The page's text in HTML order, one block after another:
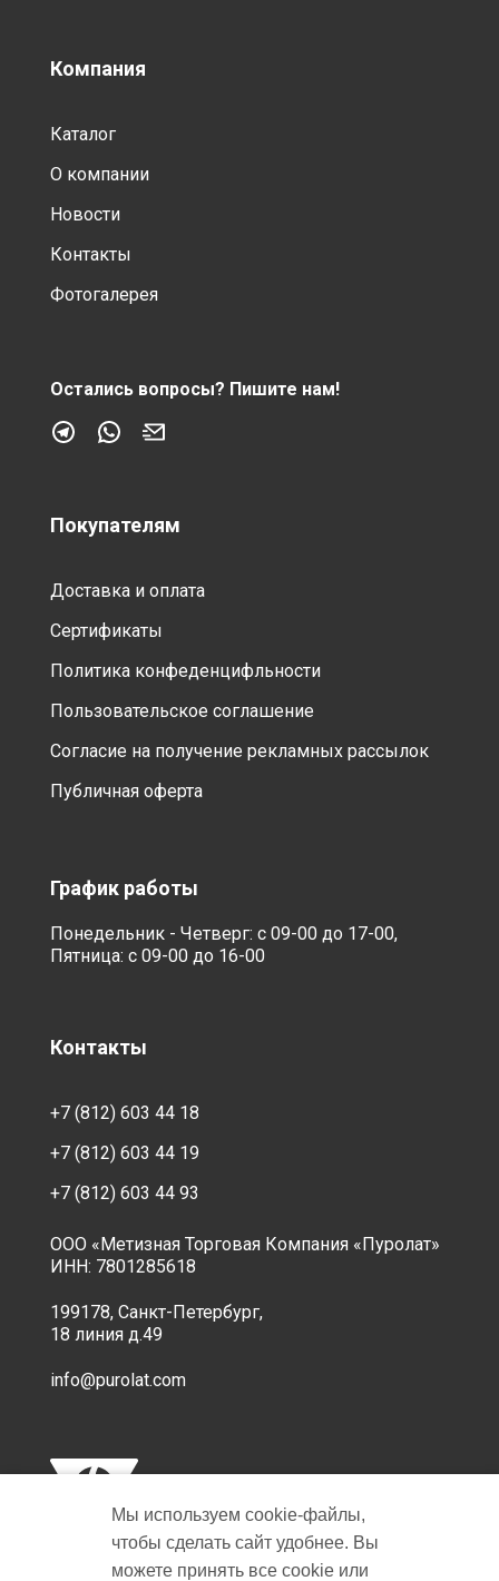
Компания
Каталог
О компании
Новости
Контакты
Фотогалерея
Остались вопросы? Пишите нам!
Покупателям
Доставка и оплата
Сертификаты
Политика конфеденцифльности
Пользовательское соглашение
Согласие на получение рекламных рассылок
Публичная оферта
График работы
Понедельник - Четверг: с 09-00 до 17-00,
Пятница: с 09-00 до 16-00
Контакты
+7 (812) 603 44 18
+7 (812) 603 44 19
+7 (812) 603 44 93
ООО «Метизная Торговая Компания «Пуролат»
ИНН: 7801285618
199178, Санкт-Петербург,
18 линия д.49
info@purolat.com
Мы используем cookie‑файлы,
чтобы сделать сайт удобнее. Вы
можете принять все cookie или